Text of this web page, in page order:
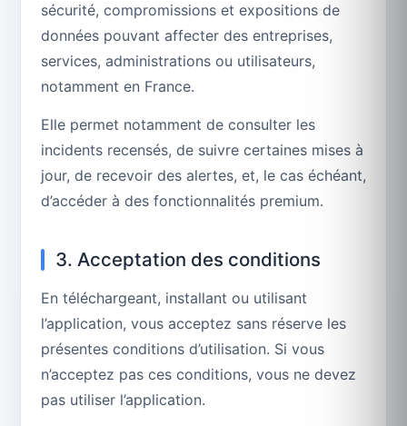
sécurité, compromissions et expositions de
données pouvant affecter des entreprises,
services, administrations ou utilisateurs,
notamment en France.
Elle permet notamment de consulter les
incidents recensés, de suivre certaines mises à
jour, de recevoir des alertes, et, le cas échéant,
d’accéder à des fonctionnalités premium.
3. Acceptation des conditions
En téléchargeant, installant ou utilisant
l’application, vous acceptez sans réserve les
présentes conditions d’utilisation. Si vous
n’acceptez pas ces conditions, vous ne devez
pas utiliser l’application.